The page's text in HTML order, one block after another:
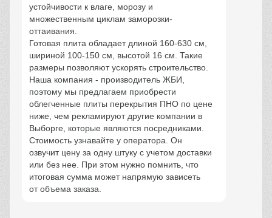
устойчивости к влаге, морозу и
множественным циклам заморозки-
оттаивания.
Готовая плита обладает длиной 160-630 см,
шириной 100-150 см, высотой 16 см. Такие
размеры позволяют ускорять строительство.
Наша компания - производитель ЖБИ,
поэтому мы предлагаем приобрести
облегченные плиты перекрытия ПНО по цене
ниже, чем рекламируют другие компании в
Выборге, которые являются посредниками.
Стоимость узнавайте у оператора. Он
озвучит цену за одну штуку с учетом доставки
или без нее. При этом нужно помнить, что
итоговая сумма может напрямую зависеть
от объема заказа.